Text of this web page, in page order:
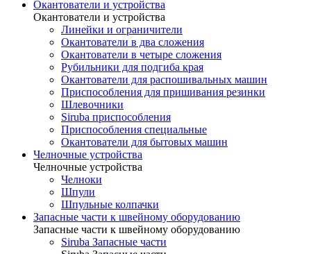
Окантователи и устройства
Окантователи и устройства
Линейки и ограничители
Окантователи в два сложения
Окантователи в четыре сложения
Рубильники для подгиба края
Окантователи для распошивальных машин
Приспособления для пришивания резинки
Шлевочники
Siruba приспособления
Приспособления специальные
Окантователи для бытовых машин
Челночные устройства
Челночные устройства
Челноки
Шпули
Шпульные колпачки
Запасные части к швейному оборудованию
Запасные части к швейному оборудованию
Siruba Запасные части